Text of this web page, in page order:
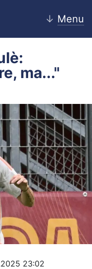
↓ Menu
ma..."
23:02